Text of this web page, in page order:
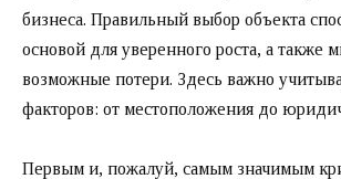
бизнеса. Правильный выбор объекта
основой для уверенного роста, а также
возможные потери. Здесь важно
факторов: от местоположения до
Первым и, пожалуй, самым значимым